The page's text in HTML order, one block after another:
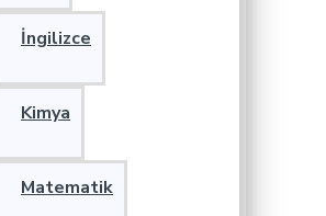
İngilizce
Kimya
Matematik